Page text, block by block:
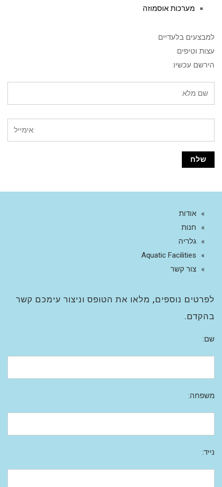
מערכות אוסמוזה
למבצעים בלעדיים
עצות וטיפים
הירשם עכשיו:
אודות
חנות
גלריה
Aquatic Facilities
צור קשר
לפרטים נוספים, מלאו את הטופס וניצור עימכם קשר
בהקדם.
שם:
משפחה:
נייד: